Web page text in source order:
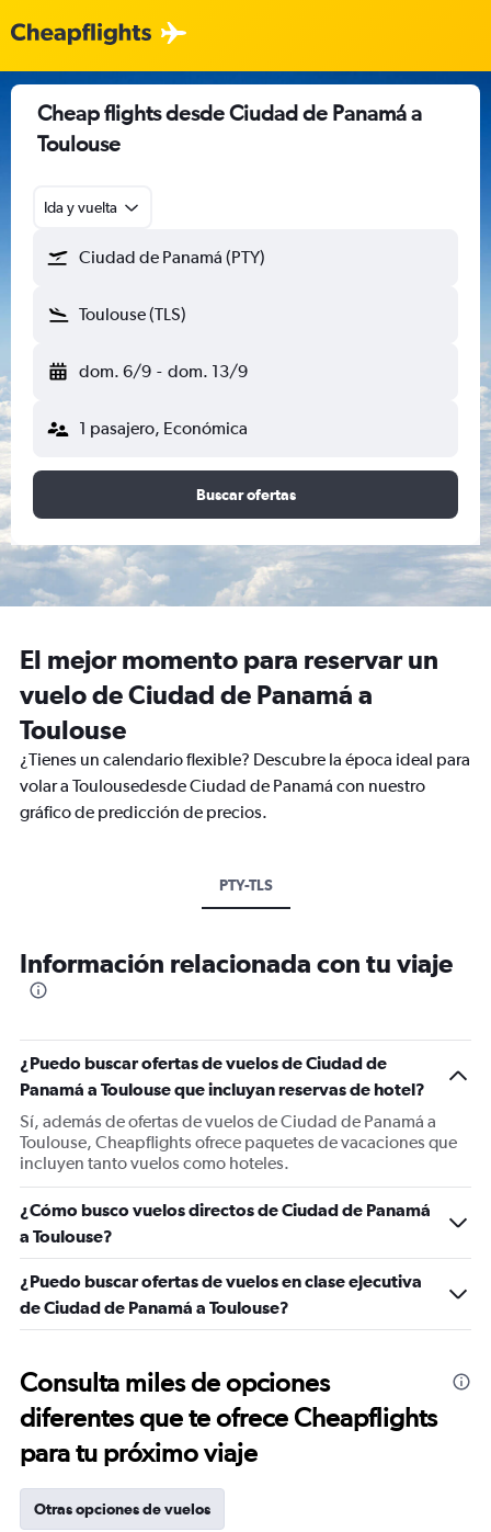
Cheap flights desde Ciudad de Panamá a
Toulouse
Ida y vuelta
Ciudad de Panamá (PTY)
Toulouse (TLS)
dom. 6/9 - dom. 13/9
1 pasajero, Económica
Buscar ofertas
El mejor momento para reservar un
vuelo de Ciudad de Panamá a
Toulouse
¿Tienes un calendario flexible? Descubre la época ideal para
volar a Toulousedesde Ciudad de Panamá con nuestro
gráfico de predicción de precios.
PTY-TLS
Información relacionada con tu viaje
¿Puedo buscar ofertas de vuelos de Ciudad de
Panamá a Toulouse que incluyan reservas de hotel?
Sí, además de ofertas de vuelos de Ciudad de Panamá a
Toulouse, Cheapflights ofrece paquetes de vacaciones que
incluyen tanto vuelos como hoteles.
¿Cómo busco vuelos directos de Ciudad de Panamá
a Toulouse?
¿Puedo buscar ofertas de vuelos en clase ejecutiva
de Ciudad de Panamá a Toulouse?
Consulta miles de opciones
diferentes que te ofrece Cheapflights
para tu próximo viaje
Otras opciones de vuelos